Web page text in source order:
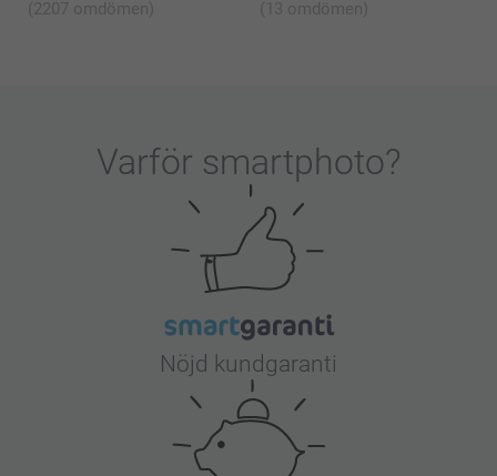
(2207 omdömen) (13 omdömen)
Varför smartphoto?
Nöjd kundgaranti